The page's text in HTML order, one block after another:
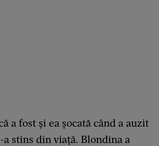
a fost și ea șocată când a auzit
stins din viață. Blondina a